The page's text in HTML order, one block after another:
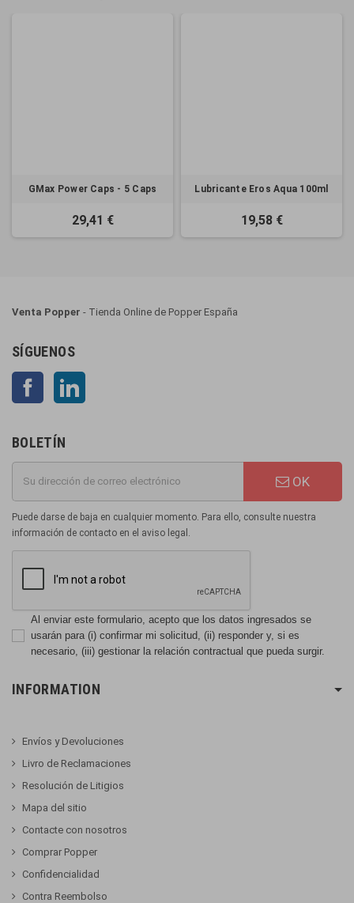
GMax Power Caps - 5 Caps
29,41 €
Lubricante Eros Aqua 100ml
19,58 €
Venta Popper - Tienda Online de Popper España
SÍGUENOS
Facebook
BOLETÍN
OK
Puede darse de baja en cualquier momento. Para ello, consulte nuestra
información de contacto en el aviso legal.
Al enviar este formulario, acepto que los datos ingresados se
usarán para (i) confirmar mi solicitud, (ii) responder y, si es
necesario, (iii) gestionar la relación contractual que pueda surgir.
INFORMATION
Envíos y Devoluciones
Livro de Reclamaciones
Resolución de Litigios
Mapa del sitio
Contacte con nosotros
Comprar Popper
Confidencialidad
Contra Reembolso